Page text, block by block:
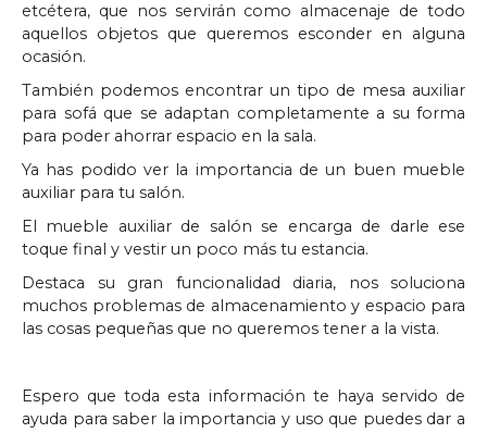
etcétera, que nos servirán como almacenaje de todo
aquellos objetos que queremos esconder en alguna
ocasión.
También podemos encontrar un tipo de mesa auxiliar
para sofá que se adaptan completamente a su forma
para poder ahorrar espacio en la sala.
Ya has podido ver la importancia de un buen mueble
auxiliar para tu salón.
El mueble auxiliar de salón se encarga de darle ese
toque final y vestir un poco más tu estancia.
Destaca su gran funcionalidad diaria, nos soluciona
muchos problemas de almacenamiento y espacio para
las cosas pequeñas que no queremos tener a la vista.
Espero que toda esta información te haya servido de
ayuda para saber la importancia y uso que puedes dar a